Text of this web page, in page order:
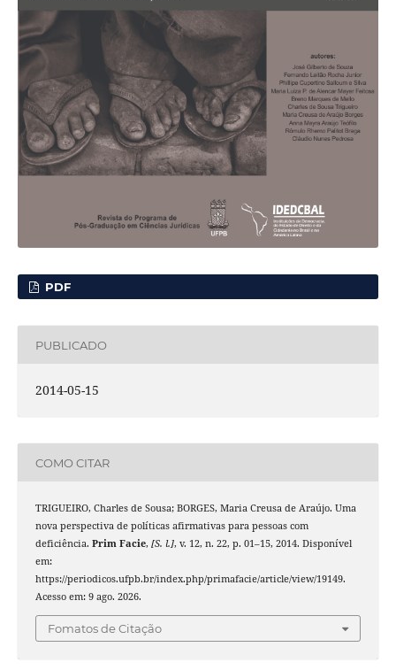
PDF
PUBLICADO
2014-05-15
COMO CITAR
TRIGUEIRO, Charles de Sousa; BORGES, Maria Creusa de Araújo. Uma
nova perspectiva de políticas afirmativas para pessoas com
deficiência. Prim Facie, [S. l.], v. 12, n. 22, p. 01–15, 2014. Disponível
em:
https://periodicos.ufpb.br/index.php/primafacie/article/view/19149.
Acesso em: 9 ago. 2026.
Fomatos de Citação